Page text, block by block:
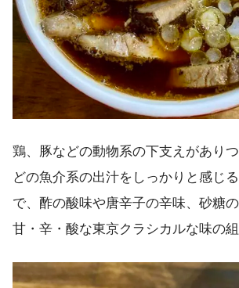
鶏、豚などの動物系の下支えがあり
どの魚介系の出汁をしっかりと感じ
で、酢の酸味や唐辛子の辛味、砂糖
甘・辛・酸な東京クラシカルな味の